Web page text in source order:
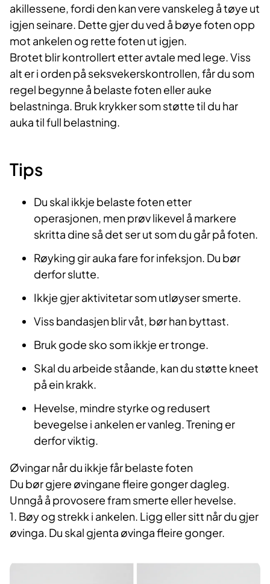
akillessene, fordi den kan vere vanskeleg å tøye ut
igjen seinare. Dette gjer du ved å bøye foten opp
mot ankelen og rette foten ut igjen.
Brotet blir kontrollert etter avtale med lege. Viss
alt er i orden på seksvekerskontrollen, får du som
regel begynne å belaste foten eller auke
belastninga. Bruk krykker som støtte til du har
auka til full belastning.
Tips
Du skal ikkje belaste foten etter
operasjonen, men prøv likevel å markere
skritta dine så det ser ut som du går på foten.
Røyking gir auka fare for infeksjon. Du bør
derfor slutte.
Ikkje gjer aktivitetar som utløyser smerte.
Viss bandasjen blir våt, bør han byttast.
Bruk gode sko som ikkje er tronge.
Skal du arbeide ståande, kan du støtte kneet
på ein krakk.
Hevelse, mindre styrke og redusert
bevegelse i ankelen er vanleg. Trening er
derfor viktig.
Øvingar når du ikkje får belaste foten
Du bør gjere øvingane fleire gonger dagleg.
Unngå å provosere fram smerte eller hevelse.
1. Bøy og strekk i ankelen. Ligg eller sitt når du gjer
øvinga. Du skal gjenta øvinga fleire gonger.